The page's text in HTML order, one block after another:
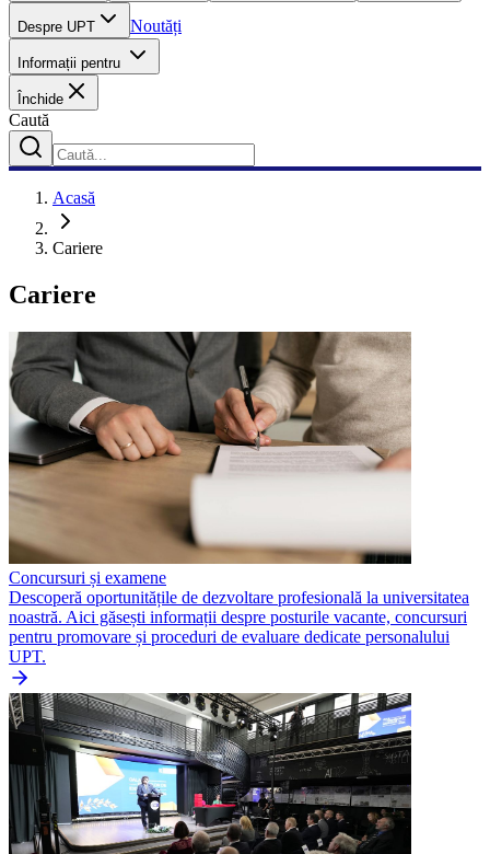
Despre UPT Noutăți
Informații pentru
Închide
Caută
Acasă
Cariere
Cariere
Concursuri și examene
Descoperă oportunitățile de dezvoltare profesională la universitatea
noastră. Aici găsești informații despre posturile vacante, concursuri
pentru promovare și proceduri de evaluare dedicate personalului
UPT.